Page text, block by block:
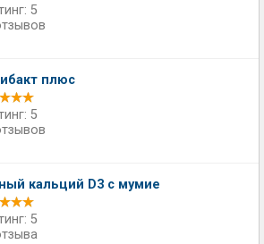
5
плюс
5
кальций D3 с мумие
5